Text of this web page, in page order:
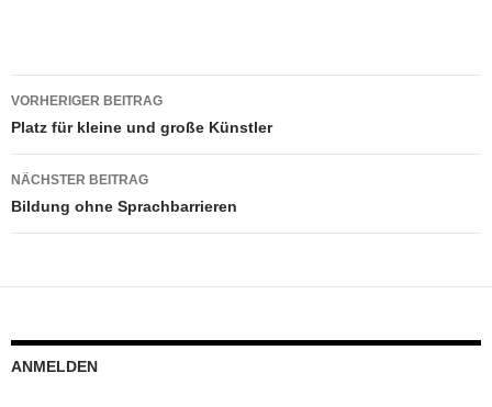
Beitragsnavigation
VORHERIGER BEITRAG
Platz für kleine und große Künstler
NÄCHSTER BEITRAG
Bildung ohne Sprachbarrieren
ANMELDEN